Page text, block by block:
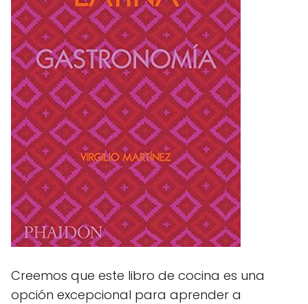
Creemos que este libro de cocina es una
opción excepcional para aprender a